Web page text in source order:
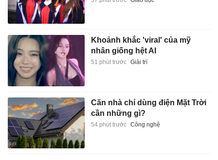
Khoảnh khắc 'viral' của mỹ
nhân giống hệt AI
51 phút trước Giải trí
Căn nhà chỉ dùng điện Mặt Trời
cần những gì?
54 phút trước Công nghệ